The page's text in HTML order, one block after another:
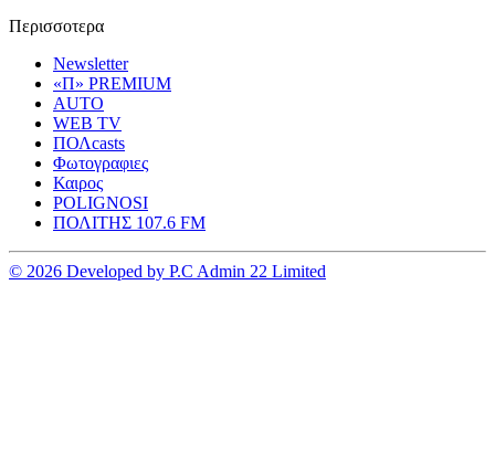
Περισσοτερα
Newsletter
«Π» PREMIUM
AUTO
WEB TV
ΠΟΛcasts
Φωτογραφιες
Καιρος
POLIGNOSI
ΠΟΛΙΤΗΣ 107.6 FM
© 2026 Developed by P.C Admin 22 Limited